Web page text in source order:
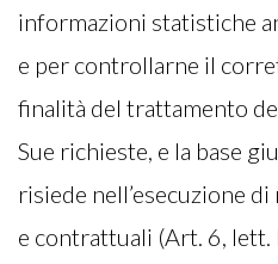
informazioni statistiche
e per controllarne il
finalità del trattamento
Sue richieste, e la base
risiede nell’esecuzione
e contrattuali (Art. 6, lett.